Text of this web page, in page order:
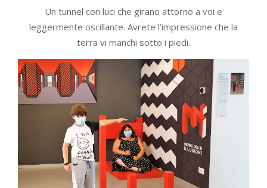
Un tunnel con luci che girano attorno a voi e
leggermente oscillante. Avrete l’impressione che la
terra vi manchi sotto i piedi.